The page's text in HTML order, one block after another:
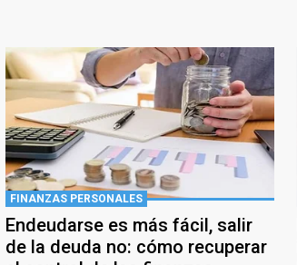
FINANZAS PERSONALES
Endeudarse es más fácil, salir
de la deuda no: cómo recuperar